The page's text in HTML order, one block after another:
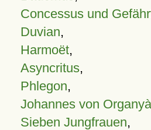
Concessus und
Duvian,
Harmoët,
Asyncritus,
Phlegon,
Johannes von Organyà
Sieben Jungfrauen,